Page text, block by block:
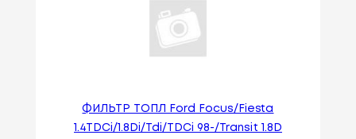
ФИЛЬТР ТОПЛ Ford Focus/Fiesta
1.4TDCi/1.8Di/Tdi/TDCi 98-/Transit 1.8D